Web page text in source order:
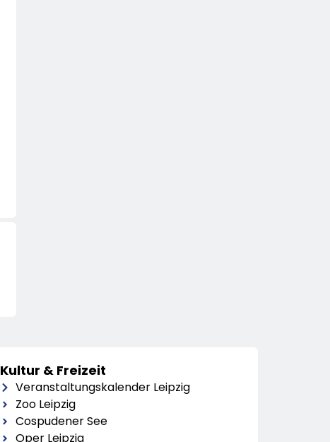
Kultur & Freizeit
Veranstaltungskalender Leipzig
Zoo Leipzig
Cospudener See
Oper Leipzig